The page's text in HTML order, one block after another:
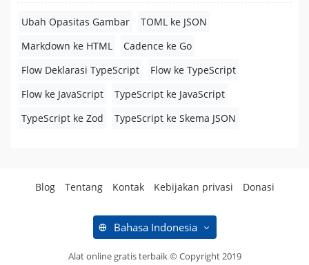
Ubah Opasitas Gambar
TOML ke JSON
Markdown ke HTML
Cadence ke Go
Flow Deklarasi TypeScript
Flow ke TypeScript
Flow ke JavaScript
TypeScript ke JavaScript
TypeScript ke Zod
TypeScript ke Skema JSON
Blog Tentang Kontak Kebijakan privasi Donasi
Bahasa Indonesia
Alat online gratis terbaik © Copyright 2019